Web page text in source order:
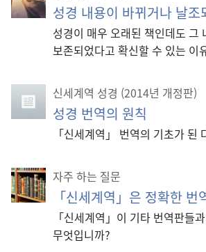
성경 내용이 바뀌거나 날조
성경이 매우 오래된 책인데도 그
보존되었다고 확신할 수 있는 이
신세계역 성경 (2014년 개정판)
성경 번역의 원칙
「신세계역」 번역의 기초가 된
자주 하는 질문
「신세계역」은 정확한 번
「신세계역」이 기타 번역판들
무엇입니까?